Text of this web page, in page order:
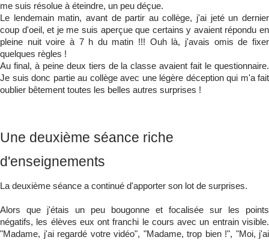
me suis résolue à éteindre, un peu déçue.
Le lendemain matin, avant de partir au collège, j'ai jeté un dernier
coup d'oeil, et je me suis aperçue que certains y avaient répondu en
pleine nuit voire à 7 h du matin !!! Ouh là, j'avais omis de fixer
quelques règles !
Au final, à peine deux tiers de la classe avaient fait le questionnaire.
Je suis donc partie au collège avec une légère déception qui m'a fait
oublier bêtement toutes les belles autres surprises !
Une deuxième séance riche
d'enseignements
La deuxième séance a continué d'apporter son lot de surprises.
Alors que j'étais un peu bougonne et focalisée sur les points
négatifs, les élèves eux ont franchi le cours avec un entrain visible.
"Madame, j'ai regardé votre vidéo", "Madame, trop bien !", "Moi, j'ai